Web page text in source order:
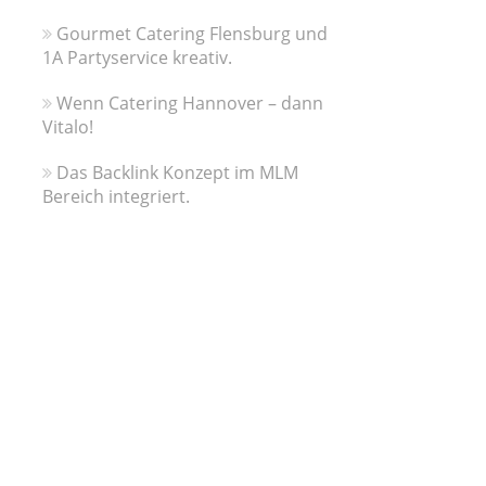
Gourmet Catering Flensburg und
1A Partyservice kreativ.
Wenn Catering Hannover – dann
Vitalo!
Das Backlink Konzept im MLM
Bereich integriert.